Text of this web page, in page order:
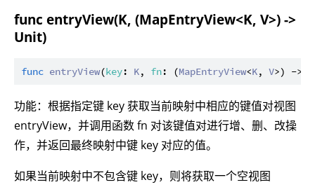
func entryView(K, (MapEntryView<K, V>) ->
Unit)
func entryView(key: K, fn: (MapEntryView<K, V>) ->
功能：根据指定键 key 获取当前映射中相应的键值对视图
entryView，并调用函数 fn 对该键值对进行增、删、改操
作，并返回最终映射中键 key 对应的值。
如果当前映射中不包含键 key，则将获取一个空视图